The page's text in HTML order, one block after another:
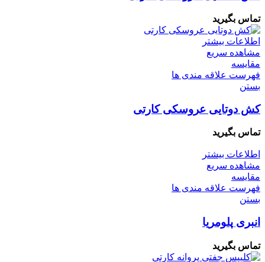
تماس بگیرید
اطلاعات بیشتر
مشاهده سریع
مقایسه
فهرست علاقه مندی ها
بستن
کش دو‌تایی عروسکی کارتی
تماس بگیرید
اطلاعات بیشتر
مشاهده سریع
مقایسه
فهرست علاقه مندی ها
بستن
انبری پلومریا
تماس بگیرید